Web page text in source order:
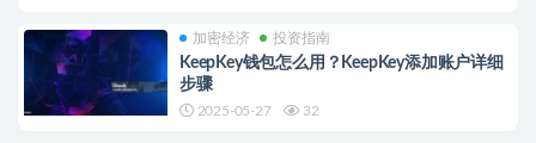
加密经济 投资指南
KeepKey钱包怎么用？KeepKey添加账户详细
步骤
2025-05-27 32